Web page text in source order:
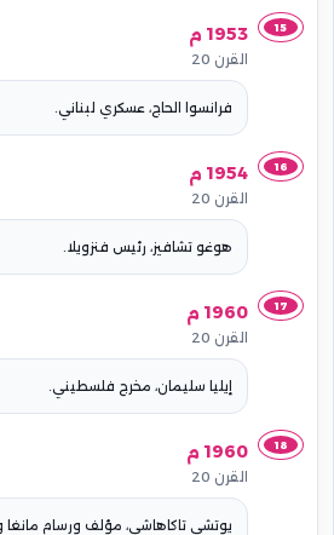
15 1953 م
القرن 20
فرانسوا الحاج، عسكري لبناني.
16 1954 م
القرن 20
هوغو تشافيز، رئيس فنزويلا.
17 1960 م
القرن 20
إيليا سليمان، مخرج فلسطيني.
18 1960 م
القرن 20
يوتشي تاكاهاشي، مؤلف ورسام مانغا